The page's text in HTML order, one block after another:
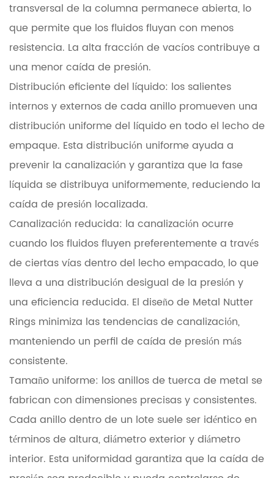
transversal de la columna permanece abierta, lo
que permite que los fluidos fluyan con menos
resistencia. La alta fracción de vacíos contribuye a
una menor caída de presión.
Distribución eficiente del líquido: los salientes
internos y externos de cada anillo promueven una
distribución uniforme del líquido en todo el lecho de
empaque. Esta distribución uniforme ayuda a
prevenir la canalización y garantiza que la fase
líquida se distribuya uniformemente, reduciendo la
caída de presión localizada.
Canalización reducida: la canalización ocurre
cuando los fluidos fluyen preferentemente a través
de ciertas vías dentro del lecho empacado, lo que
lleva a una distribución desigual de la presión y
una eficiencia reducida. El diseño de Metal Nutter
Rings minimiza las tendencias de canalización,
manteniendo un perfil de caída de presión más
consistente.
Tamaño uniforme: los anillos de tuerca de metal se
fabrican con dimensiones precisas y consistentes.
Cada anillo dentro de un lote suele ser idéntico en
términos de altura, diámetro exterior y diámetro
interior. Esta uniformidad garantiza que la caída de